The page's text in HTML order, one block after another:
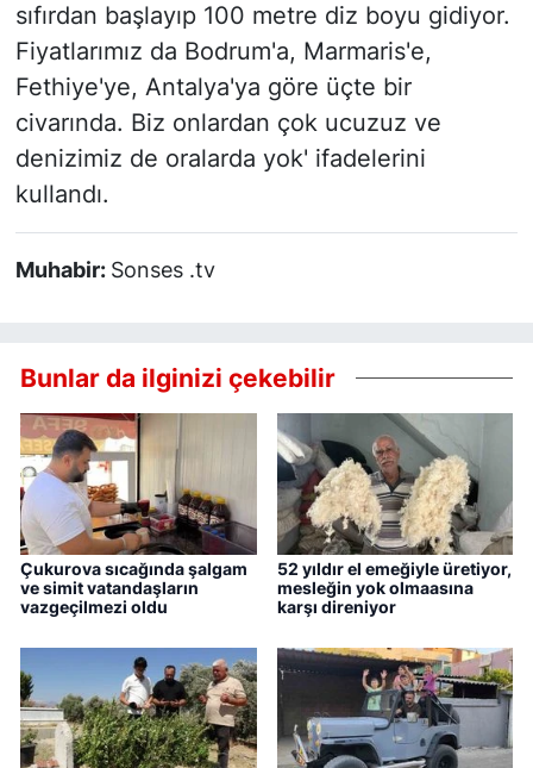
sıfırdan başlayıp 100 metre diz boyu gidiyor.
Fiyatlarımız da Bodrum'a, Marmaris'e,
Fethiye'ye, Antalya'ya göre üçte bir
civarında. Biz onlardan çok ucuzuz ve
denizimiz de oralarda yok' ifadelerini
kullandı.
Muhabir: Sonses .tv
Bunlar da ilginizi çekebilir
Çukurova sıcağında şalgam
ve simit vatandaşların
vazgeçilmezi oldu
52 yıldır el emeğiyle üretiyor,
mesleğin yok olmaasına
karşı direniyor